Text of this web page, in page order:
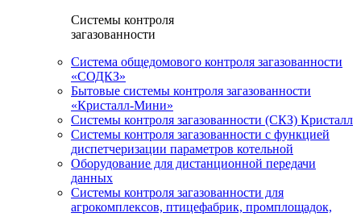
Системы контроля
загазованности
Система общедомового контроля загазованности
«СОДКЗ»
Бытовые системы контроля загазованности
«Кристалл-Мини»
Системы контроля загазованности (СКЗ) Кристалл
Системы контроля загазованности с функцией
диспетчеризации параметров котельной
Оборудование для дистанционной передачи
данных
Системы контроля загазованности для
агрокомплексов, птицефабрик, промплощадок,